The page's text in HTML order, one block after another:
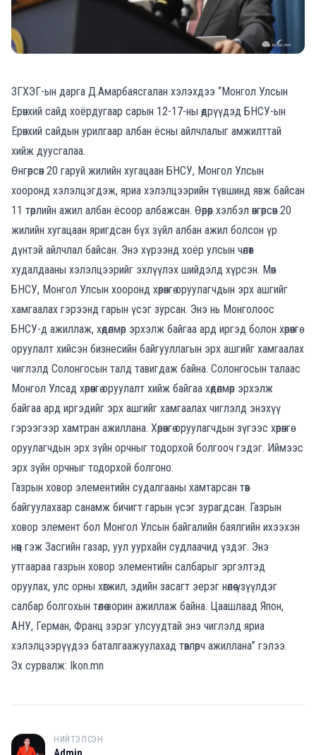
ЗГХЭГ-ын дарга Д.Амарбаясгалан хэлэхдээ “Монгол Улсын
Ерөнхий сайд хоёрдугаар сарын 12-17-ны өдрүүдэд БНСУ-ын
Ерөнхий сайдын урилгаар албан ёсны айлчлалыг амжилттай
хийж дуусгалаа.
Өнгөрсөн 20 гаруй жилийн хугацаан БНСУ, Монгол Улсын
хооронд хэлэлцэгдэж, яриа хэлэлцээрийн түвшинд явж байсан
11 төрлийн ажил албан ёсоор албажсан. Өөрөөр хэлбэл өнгөрсөн 20
жилийн хугацаан яригдсан бүх зүйл албан ажил болсон үр
дүнтэй айлчлал байсан. Энэ хүрээнд хоёр улсын чөлөөт
худалдааны хэлэлцээрийг эхлүүлэх шийдэлд хүрсэн. Мөн
БНСУ, Монгол Улсын хооронд хөрөнгө оруулагчдын эрх ашгийг
хамгаалах гэрээнд гарын үсэг зурсан. Энэ нь Монголоос
БНСУ-д ажиллаж, хөдөлмөр эрхэлж байгаа ард иргэд болон хөрөнгө
оруулалт хийсэн бизнесийн байгууллагын эрх ашгийг хамгаалах
чиглэлд Солонгосын талд тавигдаж байна. Солонгосын талаас
Монгол Улсад хөрөнгө оруулалт хийж байгаа хөдөлмөр эрхэлж
байгаа ард иргэдийг эрх ашгийг хамгаалах чиглэлд энэхүү
гэрээгээр хамтран ажиллана. Хөрөнгө оруулагчдын зүгээс хөрөнгө
оруулагчдын эрх зүйн орчныг тодорхой болгооч гэдэг. Иймээс
эрх зүйн орчныг тодорхой болгоно.
Газрын ховор элементийн судалгааны хамтарсан төв
байгуулахаар санамж бичигт гарын үсэг зурагдсан. Газрын
ховор элемент бол Монгол Улсын байгалийн баялгийн ихээхэн
нөөц гэж Засгийн газар, уул уурхайн судлаачид үздэг. Энэ
утгаараа газрын ховор элементийн салбарыг эргэлтэд
оруулах, улс орны хөгжил, эдийн засагт эерэг нөлөө үзүүлдэг
салбар болгохын төлөө зорин ажиллаж байна. Цаашлаад Япон,
АНУ, Герман, Франц зэрэг улсуудтай энэ чиглэлд яриа
хэлэлцээрүүдээ баталгаажуулахад төвлөрч ажиллана” гэлээ.
Эх сурвалж: Ikon.mn
A
НИЙТЭЛСЭН